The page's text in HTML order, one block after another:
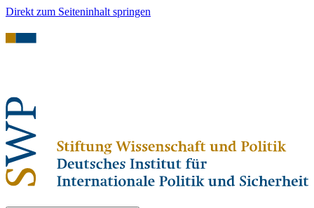
Direkt zum Seiteninhalt springen